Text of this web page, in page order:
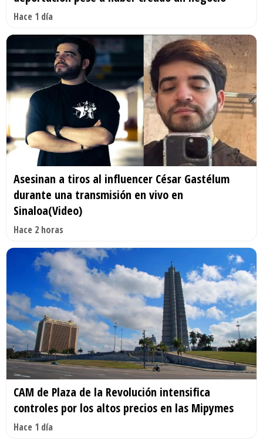
Hace 1 día
Asesinan a tiros al influencer César Gastélum
durante una transmisión en vivo en
Sinaloa(Video)
Hace 2 horas
CAM de Plaza de la Revolución intensifica
controles por los altos precios en las Mipymes
Hace 1 día